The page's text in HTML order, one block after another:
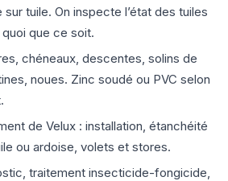
tuile. On inspecte l’état des tuiles
que ce soit.
chéneaux, descentes, solins de
noues. Zinc soudé ou PVC selon
de Velux : installation, étanchéité
ou ardoise, volets et stores.
traitement insecticide-fongicide,